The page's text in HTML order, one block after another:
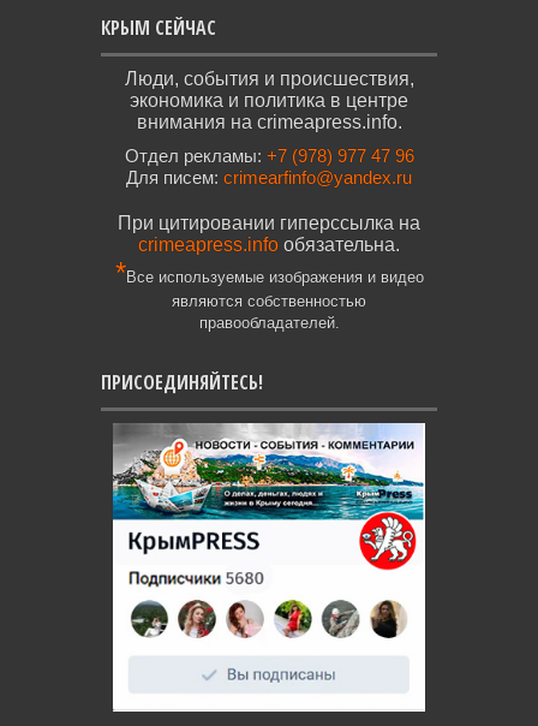
КРЫМ СЕЙЧАС
Люди, события и происшествия,
экономика и политика в центре
внимания на crimeapress.info.
Отдел рекламы: +7 (978) 977 47 96
Для писем: crimearfinfo@yandex.ru
При цитировании гиперссылка на
crimeapress.info обязательна.
*Все используемые изображения и видео
являются собственностью
правообладателей.
ПРИСОЕДИНЯЙТЕСЬ!